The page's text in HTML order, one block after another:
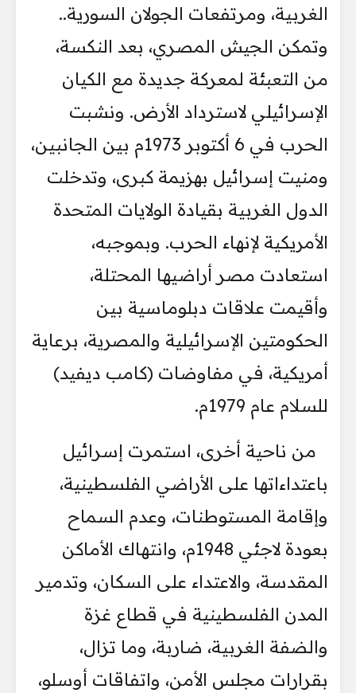
الغربية، ومرتفعات الجولان السورية..
وتمكن الجيش المصري، بعد النكسة،
من التعبئة لمعركة جديدة مع الكيان
الإسرائيلي لاسترداد الأرض. ونشبت
الحرب في 6 أكتوبر 1973م بين الجانبين،
ومنيت إسرائيل بهزيمة كبرى، وتدخلت
الدول الغربية بقيادة الولايات المتحدة
الأمريكية لإنهاء الحرب. وبموجبه،
استعادت مصر أراضيها المحتلة،
وأقيمت علاقات دبلوماسية بين
الحكومتين الإسرائيلية والمصرية، برعاية
أمريكية، في مفاوضات (كامب ديفيد)
للسلام عام 1979م.
من ناحية أخرى، استمرت إسرائيل
باعتداءاتها على الأراضي الفلسطينية،
وإقامة المستوطنات، وعدم السماح
بعودة لاجئي 1948م، وانتهاك الأماكن
المقدسة، والاعتداء على السكان، وتدمير
المدن الفلسطينية في قطاع غزة
والضفة الغربية، ضاربة، وما تزال،
بقرارات مجلس الأمن، واتفاقات أوسلو،